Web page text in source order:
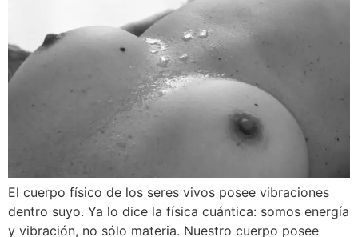
El cuerpo físico de los seres vivos posee vibraciones
dentro suyo. Ya lo dice la física cuántica: somos energía
y vibración, no sólo materia. Nuestro cuerpo posee